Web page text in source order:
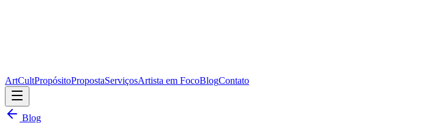
ArtCultPropósitoPropostaServiçosArtista em FocoBlogContato
Blog